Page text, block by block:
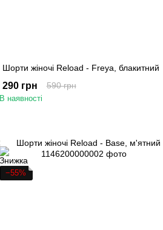
Шорти жіночі Reload - Freya, блакитний
590 грн
290 грн
В наявності
−55%